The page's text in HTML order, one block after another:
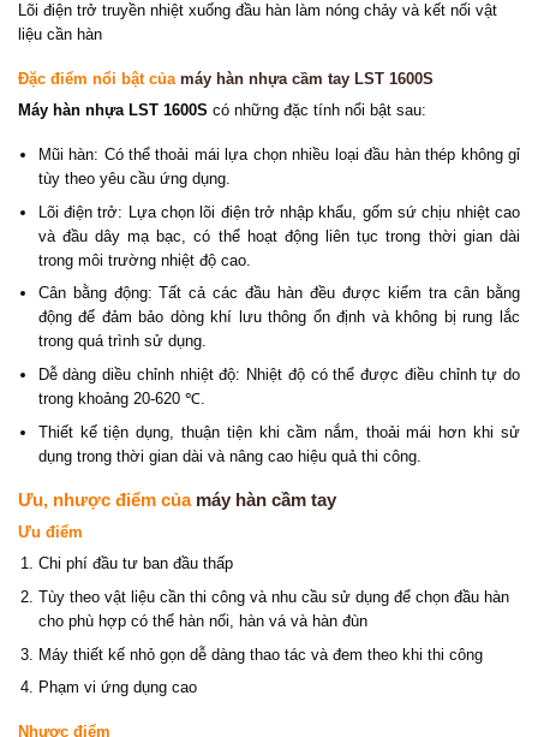
Lõi điện trở truyền nhiệt xuống đầu hàn làm nóng chảy và kết nối vật
liệu cần hàn
Đặc điểm nổi bật của máy hàn nhựa cầm tay LST 1600S
Máy hàn nhựa LST 1600S có những đặc tính nổi bật sau:
Mũi hàn: Có thể thoải mái lựa chọn nhiều loại đầu hàn thép không gỉ
tùy theo yêu cầu ứng dụng.
Lõi điện trở: Lựa chọn lõi điện trở nhập khẩu, gốm sứ chịu nhiệt cao
và đầu dây mạ bạc, có thể hoạt động liên tục trong thời gian dài
trong môi trường nhiệt độ cao.
Cân bằng động: Tất cả các đầu hàn đều được kiểm tra cân bằng
động để đảm bảo dòng khí lưu thông ổn định và không bị rung lắc
trong quá trình sử dụng.
Dễ dàng diều chỉnh nhiệt độ: Nhiệt độ có thể được điều chỉnh tự do
trong khoảng 20-620 ℃.
Thiết kế tiện dụng, thuận tiện khi cầm nắm, thoải mái hơn khi sử
dụng trong thời gian dài và nâng cao hiệu quả thi công.
Ưu, nhược điểm của máy hàn cầm tay
Ưu điểm
Chi phí đầu tư ban đầu thấp
Tùy theo vật liệu cần thi công và nhu cầu sử dụng để chọn đầu hàn
cho phù hợp có thể hàn nối, hàn vá và hàn đùn
Máy thiết kế nhỏ gọn dễ dàng thao tác và đem theo khi thi công
Phạm vi ứng dụng cao
Nhược điểm